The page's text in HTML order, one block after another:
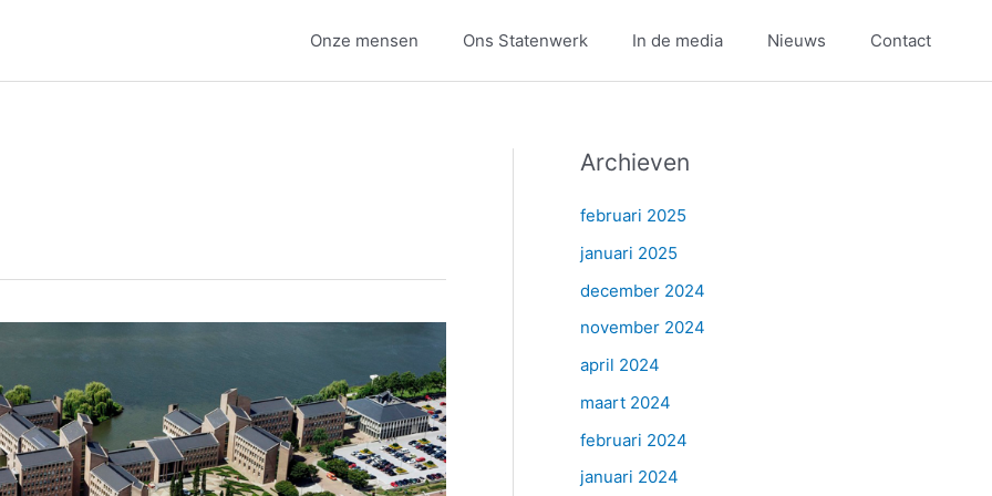
Onze mensen Ons Statenwerk In de media Nieuws Contact
Archieven
februari 2025
januari 2025
december 2024
november 2024
april 2024
maart 2024
februari 2024
januari 2024